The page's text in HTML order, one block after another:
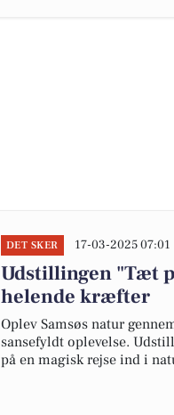
DET SKER 17-03-2025 07:01
Udstillingen "Tæt
helende kræfter
Oplev Samsøs natur
sansefyldt oplevelse.
på en magisk rejse ind i